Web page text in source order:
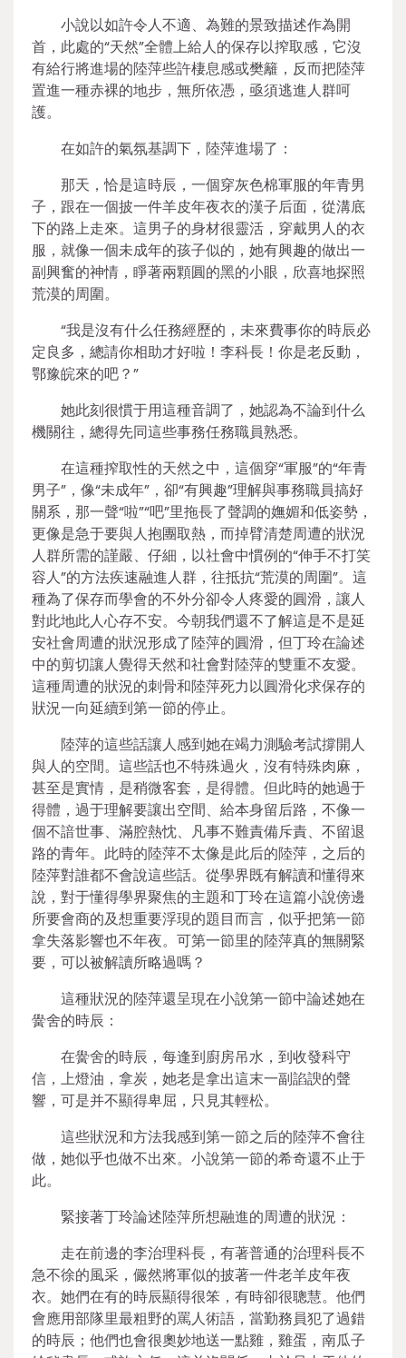
小說以如許令人不適、為難的景致描述作為開
首，此處的“天然”全體上給人的保存以搾取感，它沒
有給行將進場的陸萍些許棲息感或樊籬，反而把陸萍
置進一種赤裸的地步，無所依憑，亟須逃進人群呵
護。
在如許的氣氛基調下，陸萍進場了：
那天，恰是這時辰，一個穿灰色棉軍服的年青男
子，跟在一個披一件羊皮年夜衣的漢子后面，從溝底
下的路上走來。這男子的身材很靈活，穿戴男人的衣
服，就像一個未成年的孩子似的，她有興趣的做出一
副興奮的神情，睜著兩顆圓的黑的小眼，欣喜地探照
荒漠的周圍。
“我是沒有什么任務經歷的，未來費事你的時辰必
定良多，總請你相助才好啦！李科長！你是老反動，
鄂豫皖來的吧？”
她此刻很慣于用這種音調了，她認為不論到什么
機關往，總得先同這些事務任務職員熟悉。
在這種搾取性的天然之中，這個穿“軍服”的“年青
男子”，像“未成年”，卻“有興趣”理解與事務職員搞好
關系，那一聲“啦”“吧”里拖長了聲調的嫵媚和低姿勢，
更像是急于要與人抱團取熱，而掉臂清楚周遭的狀況
人群所需的謹嚴、仔細，以社會中慣例的“伸手不打笑
容人”的方法疾速融進人群，往抵抗“荒漠的周圍”。這
種為了保存而學會的不外分卻令人疼愛的圓滑，讓人
對此地此人心存不安。今朝我們還不了解這是不是延
安社會周遭的狀況形成了陸萍的圓滑，但丁玲在論述
中的剪切讓人覺得天然和社會對陸萍的雙重不友愛。
這種周遭的狀況的刺骨和陸萍死力以圓滑化求保存的
狀況一向延續到第一節的停止。
陸萍的這些話讓人感到她在竭力測驗考試撐開人
與人的空間。這些話也不特殊過火，沒有特殊肉麻，
甚至是實情，是稍微客套，是得體。但此時的她過于
得體，過于理解要讓出空間、給本身留后路，不像一
個不諳世事、滿腔熱忱、凡事不難責備斥責、不留退
路的青年。此時的陸萍不太像是此后的陸萍，之后的
陸萍對誰都不會說這些話。從學界既有解讀和懂得來
說，對于懂得學界聚焦的主題和丁玲在這篇小說傍邊
所要會商的及想重要浮現的題目而言，似乎把第一節
拿失落影響也不年夜。可第一節里的陸萍真的無關緊
要，可以被解讀所略過嗎？
這種狀況的陸萍還呈現在小說第一節中論述她在
黌舍的時辰：
在黌舍的時辰，每逢到廚房吊水，到收發科守
信，上燈油，拿炭，她老是拿出這末一副諂諛的聲
響，可是并不顯得卑屈，只見其輕松。
這些狀況和方法我感到第一節之后的陸萍不會往
做，她似乎也做不出來。小說第一節的希奇還不止于
此。
緊接著丁玲論述陸萍所想融進的周遭的狀況：
走在前邊的李治理科長，有著普通的治理科長不
急不徐的風采，儼然將軍似的披著一件老羊皮年夜
衣。她們在有的時辰顯得很笨，有時卻很聰慧。他們
會應用部隊里最粗野的罵人術語，當勤務員犯了過錯
的時辰；他們也會很奧妙地送一點雞，雞蛋，南瓜子